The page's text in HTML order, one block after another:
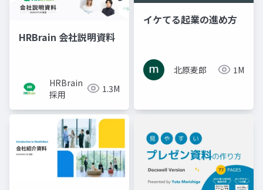
HRBrain 会社説明資料
HRBrain
採用
1.3M
イケてる起業の進め方
北原麦郎 1M